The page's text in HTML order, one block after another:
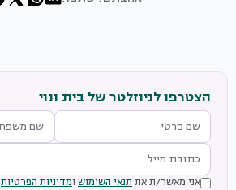
הצטרפו לניוזלטר של בית ונוי
אני מאשר/ת את תנאי השימוש ומדיניות הפרטיות